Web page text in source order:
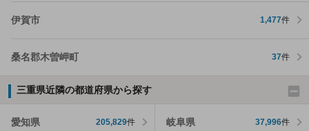
伊賀市 1,477件
桑名郡木曽岬町 37件
三重県近隣の都道府県から探す
愛知県 205,829件 岐阜県 37,996件